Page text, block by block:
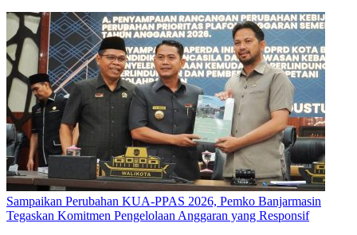
Sampaikan Perubahan KUA-PPAS 2026, Pemko Banjarmasin
Tegaskan Komitmen Pengelolaan Anggaran yang Responsif